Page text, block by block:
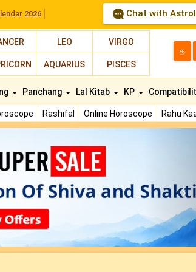
2026 Chat with
LEO VIRGO
AQUARIUS PISCES
த
Rashifal Online Horoscope Rahu
Panchang Lal Kitab KP